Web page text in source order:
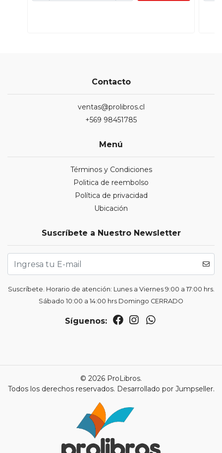
Contacto
ventas@prolibros.cl
+569 98451785
Menú
Términos y Condiciones
Politica de reembolso
Política de privacidad
Ubicación
Suscríbete a Nuestro Newsletter
Suscríbete. Horario de atención: Lunes a Viernes 9:00 a 17:00 hrs.
Sábado 10:00 a 14:00 hrs Domingo CERRADO
Síguenos:
© 2026 ProLibros.
Todos los derechos reservados. Desarrollado por Jumpseller.